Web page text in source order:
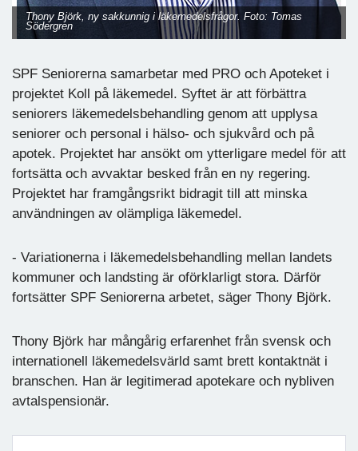
Thony Björk, ny sakkunnig i läkemedelsfrågor. Foto: Tomas
Södergren
SPF Seniorerna samarbetar med PRO och Apoteket i
projektet Koll på läkemedel. Syftet är att förbättra
seniorers läkemedelsbehandling genom att upplysa
seniorer och personal i hälso- och sjukvård och på
apotek. Projektet har ansökt om ytterligare medel för att
fortsätta och avvaktar besked från en ny regering.
Projektet har framgångsrikt bidragit till att minska
användningen av olämpliga läkemedel.
- Variationerna i läkemedelsbehandling mellan landets
kommuner och landsting är oförklarligt stora. Därför
fortsätter SPF Seniorerna arbetet, säger Thony Björk.
Thony Björk har mångårig erfarenhet från svensk och
internationell läkemedelsvärld samt brett kontaktnät i
branschen. Han är legitimerad apotekare och nybliven
avtalspensionär.